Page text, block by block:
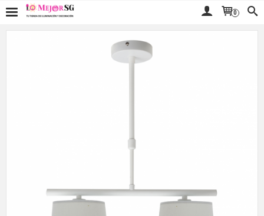
0